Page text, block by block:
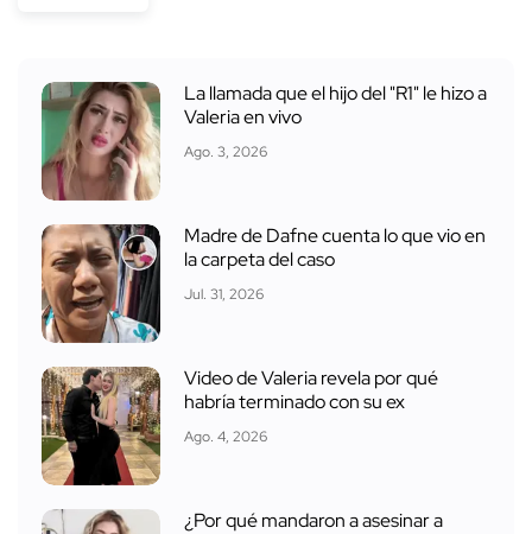
La llamada que el hijo del "R1" le hizo a
Valeria en vivo
Ago. 3, 2026
Madre de Dafne cuenta lo que vio en
la carpeta del caso
Jul. 31, 2026
Video de Valeria revela por qué
habría terminado con su ex
Ago. 4, 2026
¿Por qué mandaron a asesinar a